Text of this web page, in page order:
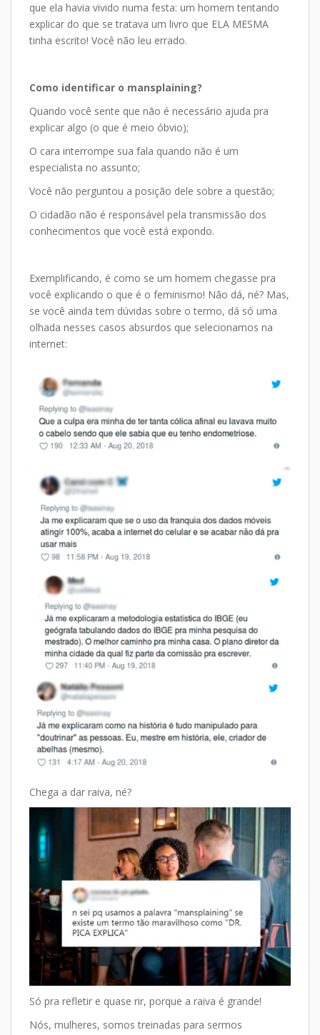
que ela havia vivido numa festa: um homem tentando
explicar do que se tratava um livro que ELA MESMA
tinha escrito! Você não leu errado.
Como identificar o mansplaining?
Quando você sente que não é necessário ajuda pra
explicar algo (o que é meio óbvio);
O cara interrompe sua fala quando não é um
especialista no assunto;
Você não perguntou a posição dele sobre a questão;
O cidadão não é responsável pela transmissão dos
conhecimentos que você está expondo.
Exemplificando, é como se um homem chegasse pra
você explicando o que é o feminismo! Não dá, né? Mas,
se você ainda tem dúvidas sobre o termo, dá só uma
olhada nesses casos absurdos que selecionamos na
internet:
Chega a dar raiva, né?
Só pra refletir e quase rir, porque a raiva é grande!
Nós, mulheres, somos treinadas para sermos